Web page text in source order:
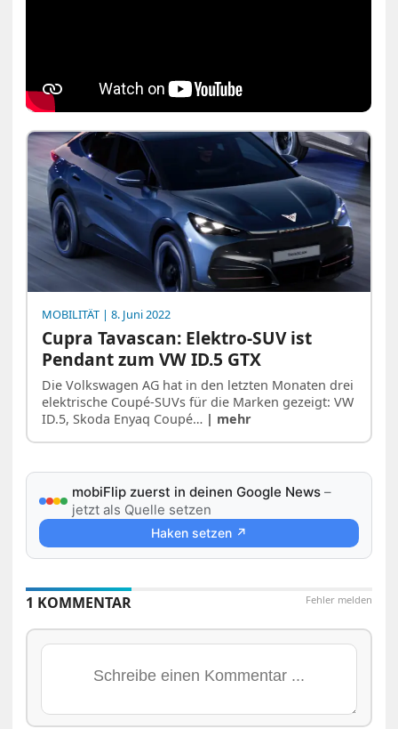
MOBILITÄT | 8. Juni 2022
Cupra Tavascan: Elektro-SUV ist
Pendant zum VW ID.5 GTX
Die Volkswagen AG hat in den letzten Monaten drei
elektrische Coupé-SUVs für die Marken gezeigt: VW
ID.5, Skoda Enyaq Coupé… | mehr
mobiFlip zuerst in deinen Google News –
jetzt als Quelle setzen
Haken setzen ↗
Fehler melden
1 KOMMENTAR